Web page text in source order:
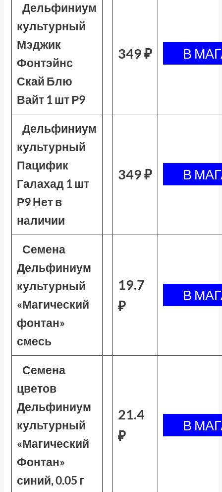
Дельфиниум
культурный
Мэджик
Фонтэйнс
Скай Блю
Вайт 1 шт Р9
349 ₽
Дельфиниум
культурный
Пацифик
Галахад 1 шт
Р9 Нет в
наличии
349 ₽
Семена
Дельфиниум
культурный
«Магический
фонтан»
смесь
19.7
₽
Семена
цветов
Дельфиниум
культурный
«Магический
Фонтан»
синий, 0.05 г
21.4
₽